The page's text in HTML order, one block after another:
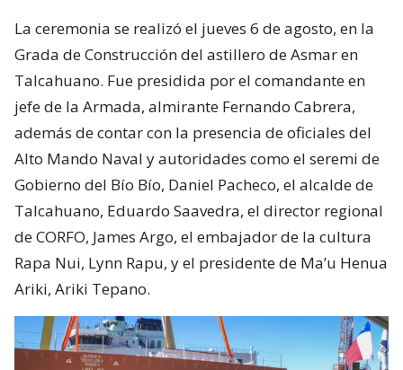
La ceremonia se realizó el jueves 6 de agosto, en la
Grada de Construcción del astillero de Asmar en
Talcahuano. Fue presidida por el comandante en
jefe de la Armada, almirante Fernando Cabrera,
además de contar con la presencia de oficiales del
Alto Mando Naval y autoridades como el seremi de
Gobierno del Bío Bío, Daniel Pacheco, el alcalde de
Talcahuano, Eduardo Saavedra, el director regional
de CORFO, James Argo, el embajador de la cultura
Rapa Nui, Lynn Rapu, y el presidente de Ma’u Henua
Ariki, Ariki Tepano.